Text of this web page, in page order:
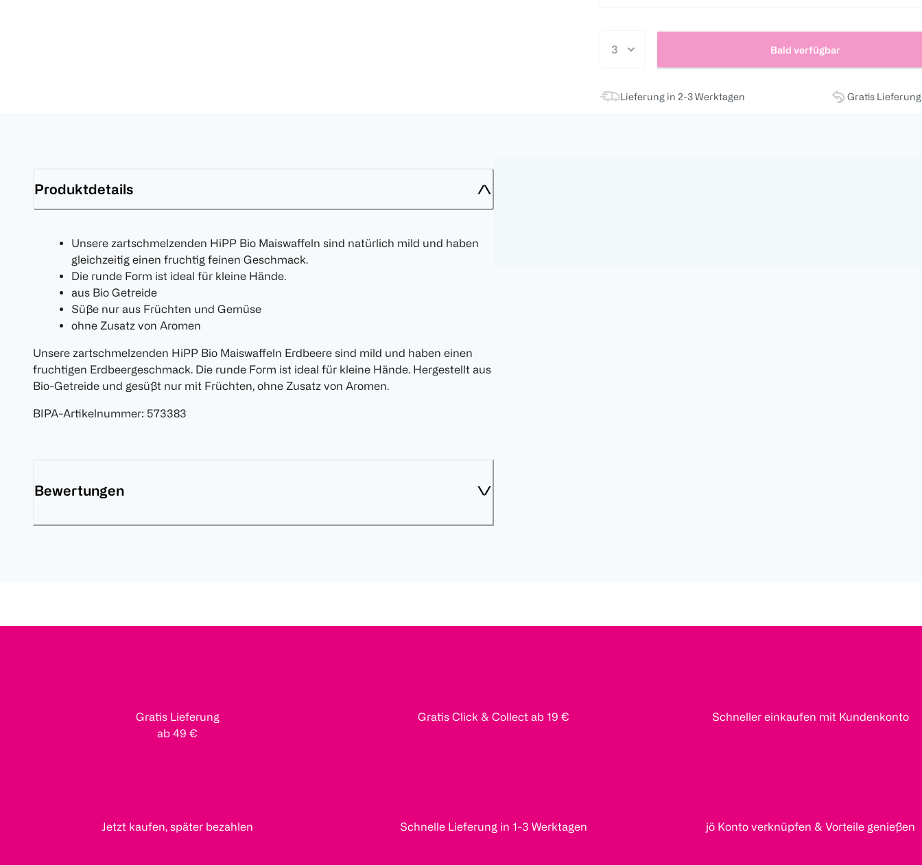
Bald verfügbar
Lieferung in 2-3 Werktagen Gratis
Produktdetails
Unsere zartschmelzenden HiPP Bio Maiswaffeln sind natürlich mild und haben
gleichzeitig einen fruchtig feinen Geschmack.
Die runde Form ist ideal für kleine Hände.
aus Bio Getreide
Süße nur aus Früchten und Gemüse
ohne Zusatz von Aromen
Unsere zartschmelzenden HiPP Bio Maiswaffeln Erdbeere sind mild und haben einen
fruchtigen Erdbeergeschmack. Die runde Form ist ideal für kleine Hände. Hergestellt aus
Bio-Getreide und gesüßt nur mit Früchten, ohne Zusatz von Aromen.
BIPA-Artikelnummer: 573383
Bewertungen
Gratis Lieferung
ab 49 €
Gratis Click & Collect ab 19 € Schneller einkaufen mit Kundenkonto
Jetzt kaufen, später bezahlen Schnelle Lieferung in 1-3 Werktagen jö Konto verknüpfen & Vorteile genießen